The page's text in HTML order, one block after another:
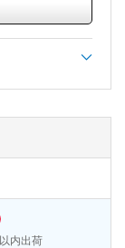
内出荷